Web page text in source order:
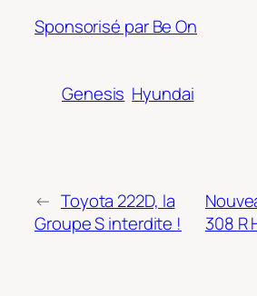
Sponsorisé par Be On
Genesis Hyundai
← Toyota 222D, la
Groupe S interdite !
308 R